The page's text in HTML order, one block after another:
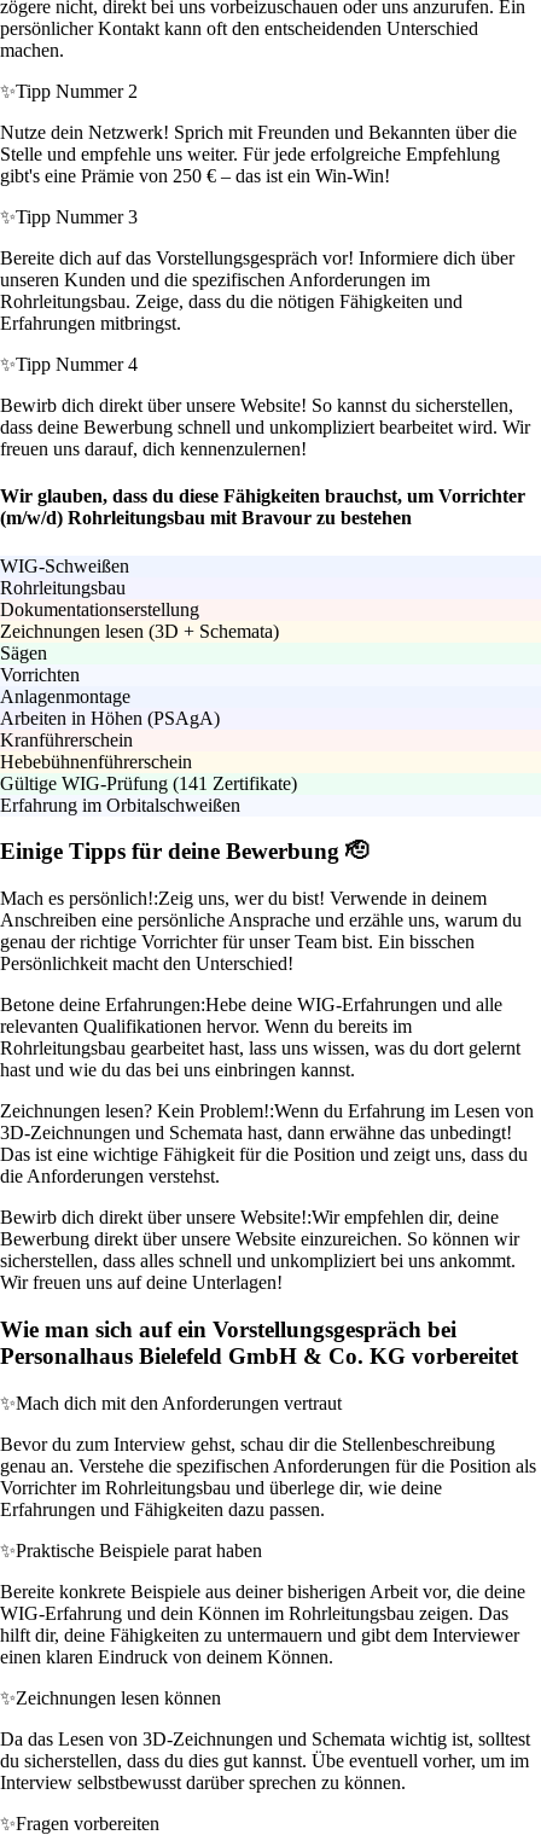
zögere nicht, direkt bei uns vorbeizuschauen oder uns anzurufen. Ein
persönlicher Kontakt kann oft den entscheidenden Unterschied
machen.
✨Tipp Nummer 2
Nutze dein Netzwerk! Sprich mit Freunden und Bekannten über die
Stelle und empfehle uns weiter. Für jede erfolgreiche Empfehlung
gibt's eine Prämie von 250 € – das ist ein Win-Win!
✨Tipp Nummer 3
Bereite dich auf das Vorstellungsgespräch vor! Informiere dich über
unseren Kunden und die spezifischen Anforderungen im
Rohrleitungsbau. Zeige, dass du die nötigen Fähigkeiten und
Erfahrungen mitbringst.
✨Tipp Nummer 4
Bewirb dich direkt über unsere Website! So kannst du sicherstellen,
dass deine Bewerbung schnell und unkompliziert bearbeitet wird. Wir
freuen uns darauf, dich kennenzulernen!
Wir glauben, dass du diese Fähigkeiten brauchst, um Vorrichter
(m/w/d) Rohrleitungsbau mit Bravour zu bestehen
WIG-Schweißen
Rohrleitungsbau
Dokumentationserstellung
Zeichnungen lesen (3D + Schemata)
Sägen
Vorrichten
Anlagenmontage
Arbeiten in Höhen (PSAgA)
Kranführerschein
Hebebühnenführerschein
Gültige WIG-Prüfung (141 Zertifikate)
Erfahrung im Orbitalschweißen
Einige Tipps für deine Bewerbung 🫡
Mach es persönlich!:Zeig uns, wer du bist! Verwende in deinem
Anschreiben eine persönliche Ansprache und erzähle uns, warum du
genau der richtige Vorrichter für unser Team bist. Ein bisschen
Persönlichkeit macht den Unterschied!
Betone deine Erfahrungen:Hebe deine WIG-Erfahrungen und alle
relevanten Qualifikationen hervor. Wenn du bereits im
Rohrleitungsbau gearbeitet hast, lass uns wissen, was du dort gelernt
hast und wie du das bei uns einbringen kannst.
Zeichnungen lesen? Kein Problem!:Wenn du Erfahrung im Lesen von
3D-Zeichnungen und Schemata hast, dann erwähne das unbedingt!
Das ist eine wichtige Fähigkeit für die Position und zeigt uns, dass du
die Anforderungen verstehst.
Bewirb dich direkt über unsere Website!:Wir empfehlen dir, deine
Bewerbung direkt über unsere Website einzureichen. So können wir
sicherstellen, dass alles schnell und unkompliziert bei uns ankommt.
Wir freuen uns auf deine Unterlagen!
Wie man sich auf ein Vorstellungsgespräch bei
Personalhaus Bielefeld GmbH & Co. KG vorbereitet
✨Mach dich mit den Anforderungen vertraut
Bevor du zum Interview gehst, schau dir die Stellenbeschreibung
genau an. Verstehe die spezifischen Anforderungen für die Position als
Vorrichter im Rohrleitungsbau und überlege dir, wie deine
Erfahrungen und Fähigkeiten dazu passen.
✨Praktische Beispiele parat haben
Bereite konkrete Beispiele aus deiner bisherigen Arbeit vor, die deine
WIG-Erfahrung und dein Können im Rohrleitungsbau zeigen. Das
hilft dir, deine Fähigkeiten zu untermauern und gibt dem Interviewer
einen klaren Eindruck von deinem Können.
✨Zeichnungen lesen können
Da das Lesen von 3D-Zeichnungen und Schemata wichtig ist, solltest
du sicherstellen, dass du dies gut kannst. Übe eventuell vorher, um im
Interview selbstbewusst darüber sprechen zu können.
✨Fragen vorbereiten